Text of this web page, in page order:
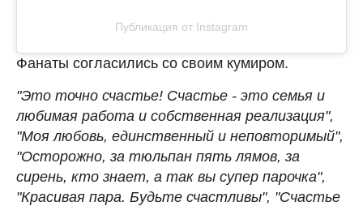
Публикация от Instagram
Фанаты согласились со своим кумиром.
"Это точно счастье! Счастье - это семья и
любимая работа и собственная реализация",
"Моя любовь, единственный и неповторимый",
"Осторожно, за тюльпан пять лямов, за
сирень, кто знает, а так вы супер парочка",
"Красивая пара. Будьте счастливы", "Счастье